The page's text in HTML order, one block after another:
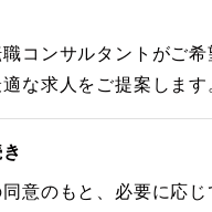
コンサルタントがご希
な求人をご提案します
同意のもと、必要に応